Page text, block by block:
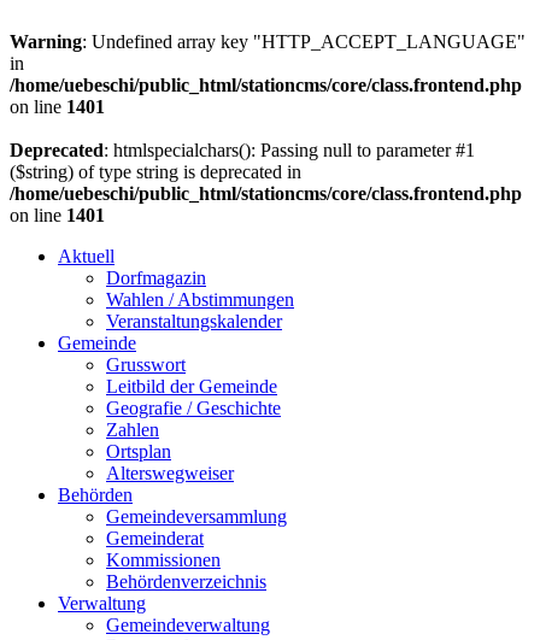
Warning: Undefined array key "HTTP_ACCEPT_LANGUAGE"
in
/home/uebeschi/public_html/stationcms/core/class.frontend.php
on line 1401
Deprecated: htmlspecialchars(): Passing null to parameter #1
($string) of type string is deprecated in
/home/uebeschi/public_html/stationcms/core/class.frontend.php
on line 1401
Aktuell
Dorfmagazin
Wahlen / Abstimmungen
Veranstaltungskalender
Gemeinde
Grusswort
Leitbild der Gemeinde
Geografie / Geschichte
Zahlen
Ortsplan
Alterswegweiser
Behörden
Gemeindeversammlung
Gemeinderat
Kommissionen
Behördenverzeichnis
Verwaltung
Gemeindeverwaltung